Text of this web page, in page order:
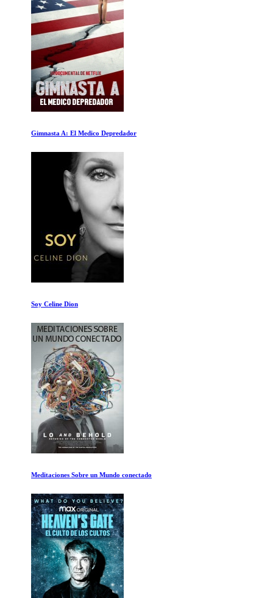
Gimnasta A: El Medico Depredador
Soy Celine Dion
Meditaciones Sobre un Mundo conectado